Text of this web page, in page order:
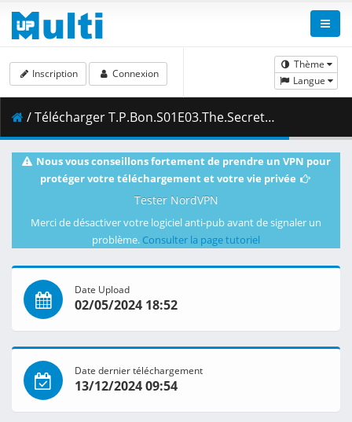
Thème
Langue
Inscription Connexion
/ Télécharger T.P.Bon.S01E03.The.Secret.of.the.Pyramid.1080p.NF.WEB-DL.DUAL.DDP5.1.H.264-FLUX.mkv.001 ( 458.04 MB )
Nous vous conseillons fortement de prendre un VPN pour
protéger votre téléchargement et votre vie privée
Tester NordVPN
Merci de désactiver votre logiciel anti-pub avant de signaler un
problème. Consulter la page tutoriel
Date Upload
02/05/2024 18:52
Date dernier téléchargement
13/12/2024 09:54